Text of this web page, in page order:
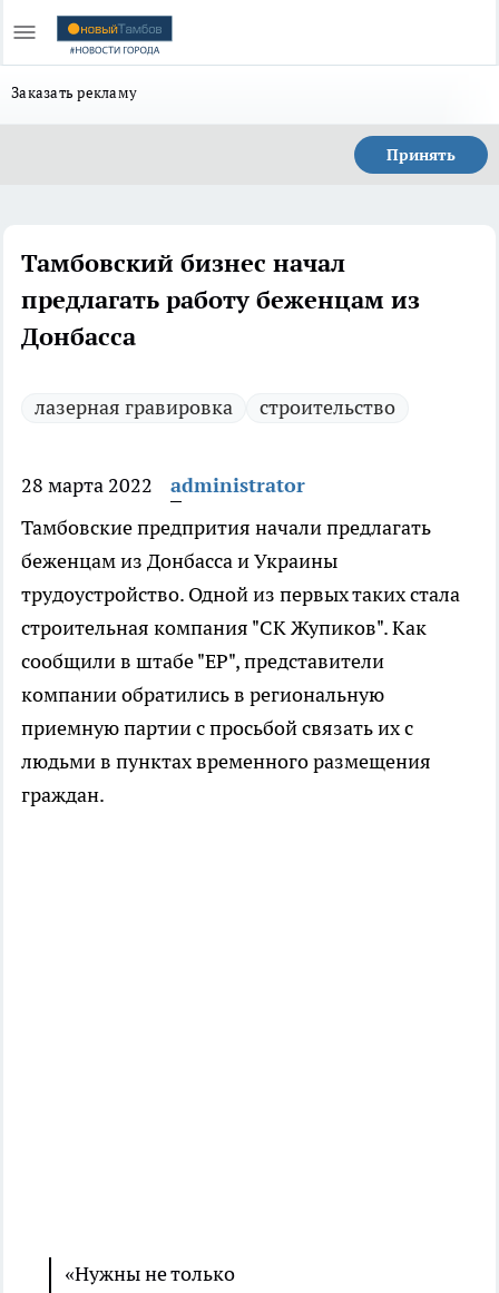
Заказать рекламу
Принять
Тамбовский бизнес начал
предлагать работу беженцам из
Донбасса
лазерная гравировка строительство
28 марта 2022
administrator
Тамбовские предпрития начали предлагать
беженцам из Донбасса и Украины
трудоустройство. Одной из первых таких стала
строительная компания "СК Жупиков". Как
сообщили в штабе "ЕР", представители
компании обратились в региональную
приемную партии с просьбой связать их с
людьми в пунктах временного размещения
граждан.
«Нужны не только